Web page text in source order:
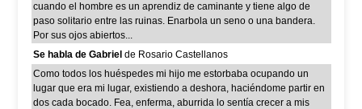
cuando el hombre es un aprendiz de caminante y tiene algo de
paso solitario entre las ruinas. Enarbola un seno o una bandera.
Por sus ojos abiertos...
Se habla de Gabriel de Rosario Castellanos
Como todos los huéspedes mi hijo me estorbaba ocupando un
lugar que era mi lugar, existiendo a deshora, haciéndome partir en
dos cada bocado. Fea, enferma, aburrida lo sentía crecer a mis